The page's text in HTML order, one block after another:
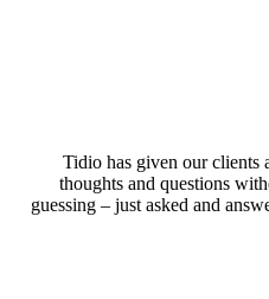
Tidio has given
thoughts and
guessing – just asked